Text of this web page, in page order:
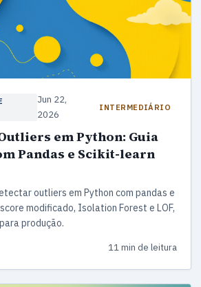
Jun 22,
2026
INTERMEDIÁRIO
em Python: Guia
Pandas e Scikit-learn
outliers em Python com pandas e
modificado, Isolation Forest e LOF,
produção.
11 min de leitura